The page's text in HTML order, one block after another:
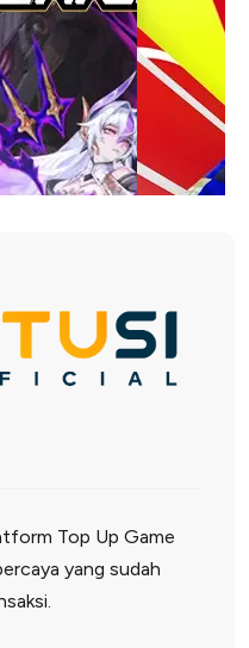
Top Up Game
yang sudah